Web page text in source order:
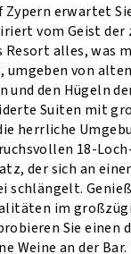
erwartet
vom Geist
alles, was
von
den Hügeln
Suiten mit
herrliche
18-
der sich an
schlängelt.
im
Sie einen
Weine an der